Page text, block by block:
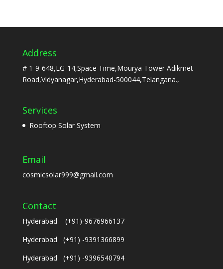
Address
# 1-9-648,LG-14,Space Time,Mourya Tower Adikmet
Road,Vidyanagar,Hyderabad-500044,Telangana.,
Services
Rooftop Solar System
Email
cosmicsolar999@gmail.com
Contact
Hyderabad (+91)-9676966137
Hyderabad (+91) -9391366899
Hyderabad (+91) -9396540794